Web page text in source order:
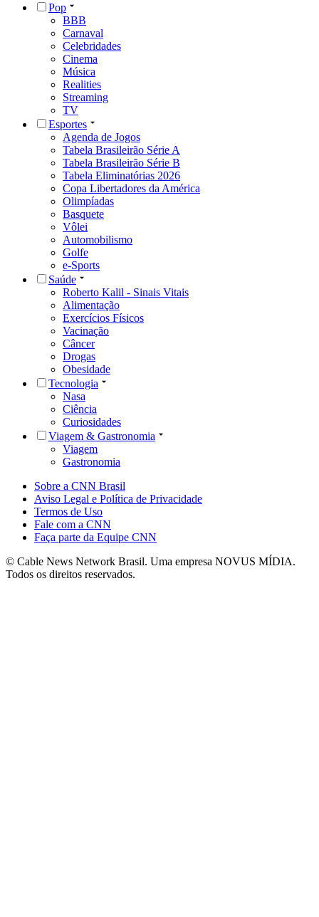
Pop
BBB
Carnaval
Celebridades
Cinema
Música
Realities
Streaming
TV
Esportes
Agenda de Jogos
Tabela Brasileirão Série A
Tabela Brasileirão Série B
Tabela Eliminatórias 2026
Copa Libertadores da América
Olimpíadas
Basquete
Vôlei
Automobilismo
Golfe
e-Sports
Saúde
Roberto Kalil - Sinais Vitais
Alimentação
Exercícios Físicos
Vacinação
Câncer
Drogas
Obesidade
Tecnologia
Nasa
Ciência
Curiosidades
Viagem & Gastronomia
Viagem
Gastronomia
Sobre a CNN Brasil
Aviso Legal e Política de Privacidade
Termos de Uso
Fale com a CNN
Faça parte da Equipe CNN
© Cable News Network Brasil. Uma empresa NOVUS MÍDIA.
Todos os direitos reservados.